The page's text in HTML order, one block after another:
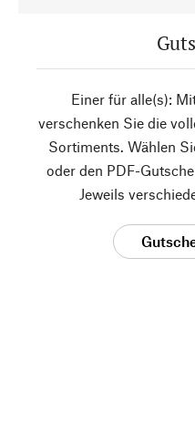
Einer für alle(s):
verschenken Sie die
Sortiments. Wählen
oder den PDF-
Jeweils